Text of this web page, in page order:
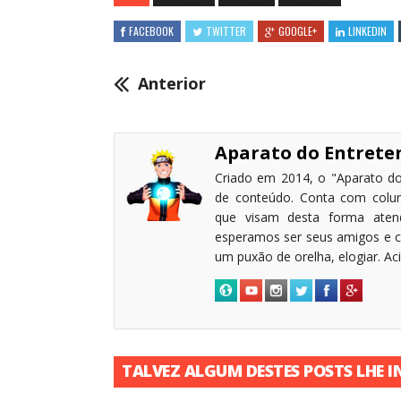
FACEBOOK TWITTER GOOGLE+ LINKEDIN
Anterior
Aparato do
Criado em 2014, o "Aparato
de conteúdo. Conta com
que visam desta forma
esperamos ser seus amigos e
um puxão de orelha, elogiar.
TALVEZ ALGUM DESTES POSTS LHE